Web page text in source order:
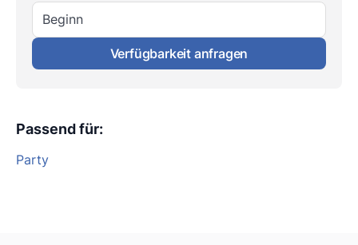
Beginn
Verfügbarkeit anfragen
Passend für:
Party